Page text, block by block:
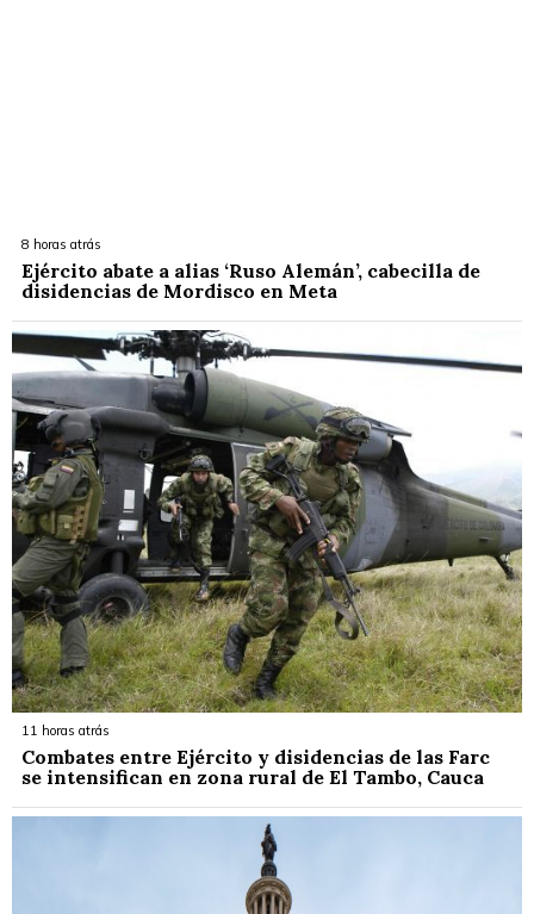
8 horas atrás
Ejército abate a alias ‘Ruso Alemán’, cabecilla de
disidencias de Mordisco en Meta
11 horas atrás
Combates entre Ejército y disidencias de las Farc
se intensifican en zona rural de El Tambo, Cauca